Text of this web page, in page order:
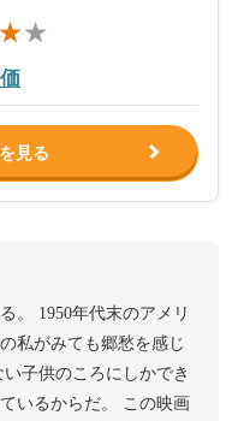
見る
。 1950年代末のアメリ
私がみても郷愁を感じ
子供のころにしかでき
いるからだ。 この映画